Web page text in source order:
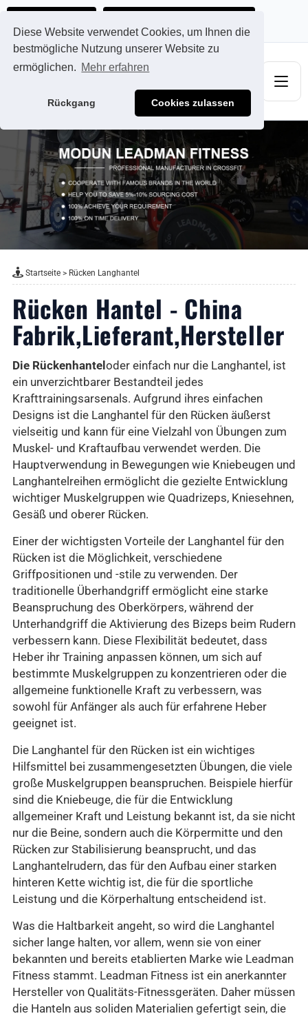
Diese Website verwendet Cookies, um Ihnen die
bestmögliche Nutzung unserer Website zu
ermöglichen. Mehr erfahren
Rückgang Cookies zulassen
Startseite> Rücken Langhantel
Rücken Hantel - China
Fabrik,Lieferant,Hersteller
Die Rückenhantel oder einfach nur die Langhantel, ist
ein unverzichtbarer Bestandteil jedes
Krafttrainingsarsenals. Aufgrund ihres einfachen
Designs ist die Langhantel für den Rücken äußerst
vielseitig und kann für eine Vielzahl von Übungen zum
Muskel- und Kraftaufbau verwendet werden. Die
Hauptverwendung in Bewegungen wie Kniebeugen und
Langhantelreihen ermöglicht die gezielte Entwicklung
wichtiger Muskelgruppen wie Quadrizeps, Kniesehnen,
Gesäß und oberer Rücken.
Einer der wichtigsten Vorteile der Langhantel für den
Rücken ist die Möglichkeit, verschiedene
Griffpositionen und -stile zu verwenden. Der
traditionelle Überhandgriff ermöglicht eine starke
Beanspruchung des Oberkörpers, während der
Unterhandgriff die Aktivierung des Bizeps beim Rudern
verbessern kann. Diese Flexibilität bedeutet, dass
Heber ihr Training anpassen können, um sich auf
bestimmte Muskelgruppen zu konzentrieren oder die
allgemeine funktionelle Kraft zu verbessern, was
sowohl für Anfänger als auch für erfahrene Heber
geeignet ist.
Die Langhantel für den Rücken ist ein wichtiges
Hilfsmittel bei zusammengesetzten Übungen, die viele
große Muskelgruppen beanspruchen. Beispiele hierfür
sind die Kniebeuge, die für die Entwicklung
allgemeiner Kraft und Leistung bekannt ist, da sie nicht
nur die Beine, sondern auch die Körpermitte und den
Rücken zur Stabilisierung beansprucht, und das
Langhantelrudern, das für den Aufbau einer starken
hinteren Kette wichtig ist, die für die sportliche
Leistung und die Körperhaltung entscheidend ist.
Was die Haltbarkeit angeht, so wird die Langhantel
sicher lange halten, vor allem, wenn sie von einer
bekannten und bereits etablierten Marke wie Leadman
Fitness stammt. Leadman Fitness ist ein anerkannter
Hersteller von Qualitäts-Fitnessgeräten. Daher müssen
die Hanteln aus soliden Materialien gefertigt sein, die